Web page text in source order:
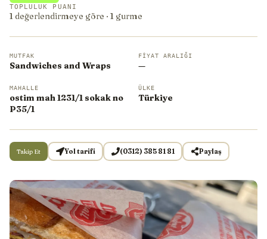
TOPLULUK PUANI
1 değerlendirmeye göre · 1 gurme
MUTFAK
Sandwiches and Wraps
FIYAT ARALIĞI
—
MAHALLE
ostim mah 1231/1 sokak no
P35/1
ÜLKE
Türkiye
Takip Et Yol tarifi (0312) 385 81 81 Paylaş